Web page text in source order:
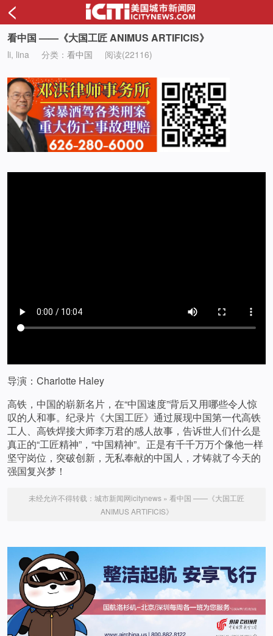
<
看中国 ——《大国工匠 ANIMUS ARTIFICIS》
li, lina 分类： 看中国 阅读(22116)
导演：Charlotte Haley
高铁，中国的崭新名片，在“中国速度”背后又用哪些令人惊
叹的人和事。纪录片《大国工匠》通过展现中国第一代高铁
工人、高铁焊接大师李万君的感人故事，告诉世人们什么是
真正的“工匠精神”，“中国精神”。正是有千千万万个像他一样
坚守岗位，突破创新，无私奉献的中国人，才铸就了今天的
强国复兴梦！
未经允许不得转载： 城市新闻网icitynews » 看中国 ——《大国工匠
ANIMUS ARTIFICIS》